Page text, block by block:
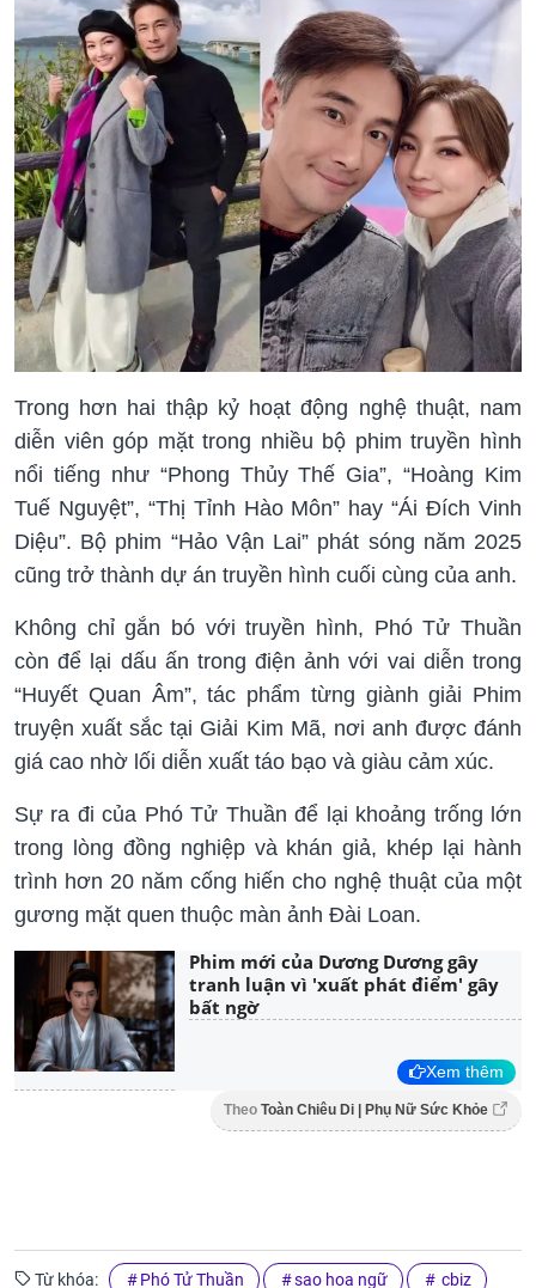
Trong hơn hai thập kỷ hoạt động nghệ thuật, nam
diễn viên góp mặt trong nhiều bộ phim truyền hình
nổi tiếng như “Phong Thủy Thế Gia”, “Hoàng Kim
Tuế Nguyệt”, “Thị Tỉnh Hào Môn” hay “Ái Đích Vinh
Diệu”. Bộ phim “Hảo Vận Lai” phát sóng năm 2025
cũng trở thành dự án truyền hình cuối cùng của anh.
Không chỉ gắn bó với truyền hình, Phó Tử Thuần
còn để lại dấu ấn trong điện ảnh với vai diễn trong
“Huyết Quan Âm”, tác phẩm từng giành giải Phim
truyện xuất sắc tại Giải Kim Mã, nơi anh được đánh
giá cao nhờ lối diễn xuất táo bạo và giàu cảm xúc.
Sự ra đi của Phó Tử Thuần để lại khoảng trống lớn
trong lòng đồng nghiệp và khán giả, khép lại hành
trình hơn 20 năm cống hiến cho nghệ thuật của một
gương mặt quen thuộc màn ảnh Đài Loan.
Phim mới của Dương Dương gây
tranh luận vì 'xuất phát điểm' gây
bất ngờ
Xem thêm
Theo Toàn Chiêu Di | Phụ Nữ Sức Khỏe
Từ khóa: Phó Tử Thuần sao hoa ngữ cbiz